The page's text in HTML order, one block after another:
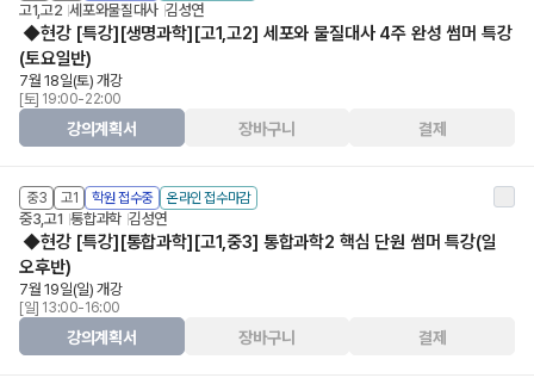
고1,고2 세포와물질대사 김성연
◆현강 [특강][생명과학][고1,고2] 세포와 물질대사 4주 완성 썸머 특강
(토요일반)
7월 18일(토) 개강
[토] 19:00-22:00
강의계획서 장바구니 결제
중3 고1 학원 접수중 온라인 접수마감
중3,고1 통합과학 김성연
◆현강 [특강][통합과학][고1,중3] 통합과학2 핵심 단원 썸머 특강(일
오후반)
7월 19일(일) 개강
[일] 13:00-16:00
강의계획서 장바구니 결제